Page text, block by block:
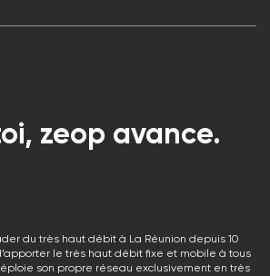
zeop avance.
du très haut débit à La Réunion depuis 10
le très haut débit fixe et mobile à tous
son propre réseau exclusivement en très